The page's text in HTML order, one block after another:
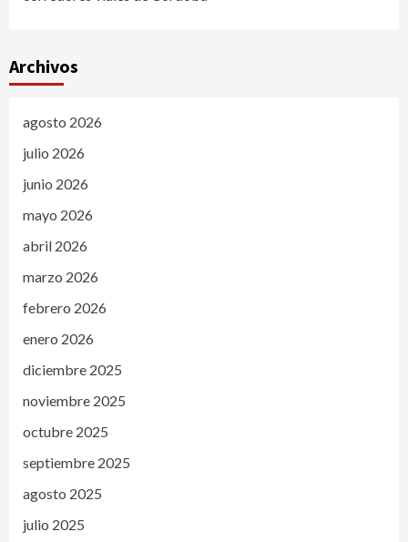
Archivos
agosto 2026
julio 2026
junio 2026
mayo 2026
abril 2026
marzo 2026
febrero 2026
enero 2026
diciembre 2025
noviembre 2025
octubre 2025
septiembre 2025
agosto 2025
julio 2025